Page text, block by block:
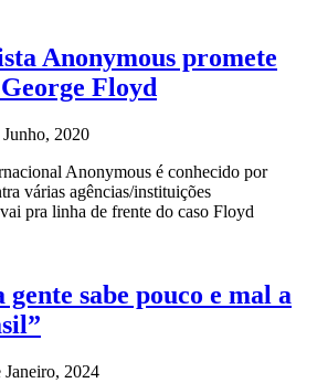
Anonymous promete
Floyd
Junho, 2020
Anonymous é conhecido por
várias agências/instituições
pra linha de frente do caso Floyd
gente sabe pouco e mal a
Janeiro, 2024